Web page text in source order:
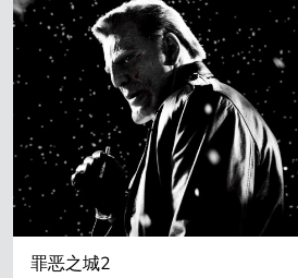
罪恶之城2